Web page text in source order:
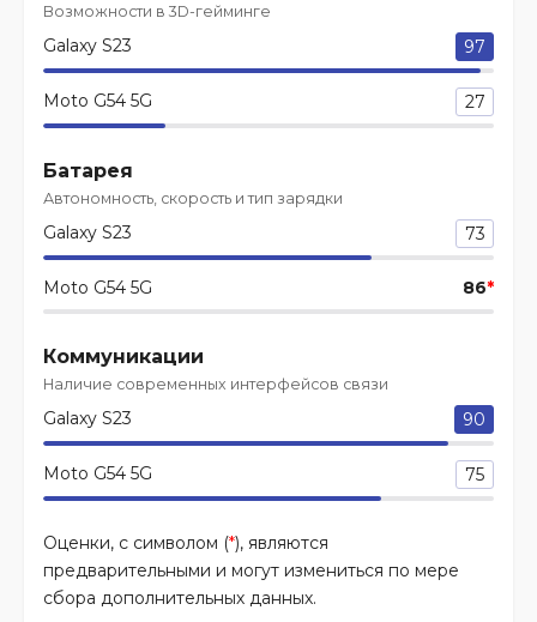
Возможности в 3D-гейминге
Galaxy S23 97
Moto G54 5G 27
Батарея
Автономность, скорость и тип зарядки
Galaxy S23 73
Moto G54 5G 86*
Коммуникации
Наличие современных интерфейсов связи
Galaxy S23 90
Moto G54 5G 75
Оценки, с символом (*), являются
предварительными и могут измениться по мере
сбора дополнительных данных.